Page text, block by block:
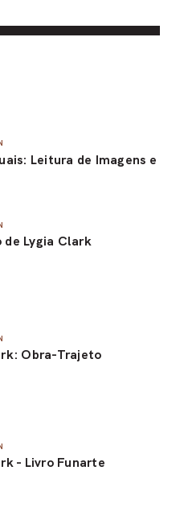
Leitura de Imagens e
de Lygia Clark
Obra-Trajeto
- Livro Funarte